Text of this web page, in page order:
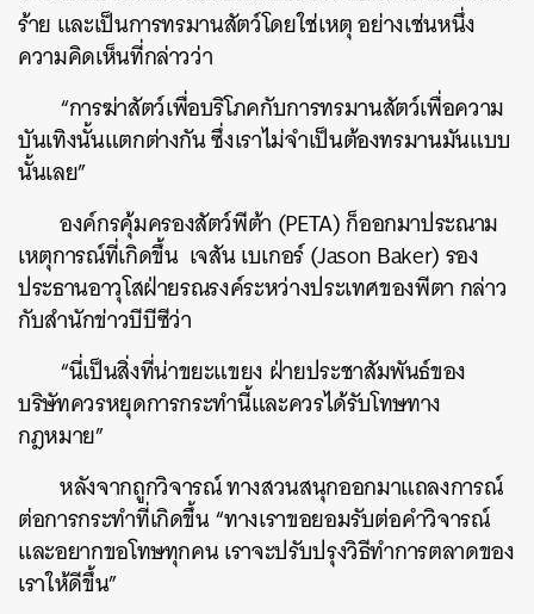
ร้าย และเป็นการทรมานสัตว์โดยใช่เหตุ อย่างเช่นหนึ่ง
ความคิดเห็นที่กล่าวว่า
“การฆ่าสัตว์เพื่อบริโภคกับการทรมานสัตว์เพื่อความ
บันเทิงนั้นแตกต่างกัน ซึ่งเราไม่จำเป็นต้องทรมานมันแบบ
นั้นเลย”
องค์กรคุ้มครองสัตว์พีต้า (PETA) ก็ออกมาประณาม
เหตุการณ์ที่เกิดขึ้น เจสัน เบเกอร์ (Jason Baker) รอง
ประธานอาวุโสฝ่ายรณรงค์ระหว่างประเทศของพีตา กล่าว
กับสำนักข่าวบีบีซีว่า
“นี่เป็นสิ่งที่น่าขยะแขยง ฝ่ายประชาสัมพันธ์ของ
บริษัทควรหยุดการกระทำนี้และควรได้รับโทษทาง
กฎหมาย”
หลังจากถูกวิจารณ์ ทางสวนสนุกออกมาแถลงการณ์
ต่อการกระทำที่เกิดขึ้น “ทางเราขอยอมรับต่อคำวิจารณ์
และอยากขอโทษทุกคน เราจะปรับปรุงวิธีทำการตลาดของ
เราให้ดีขึ้น”